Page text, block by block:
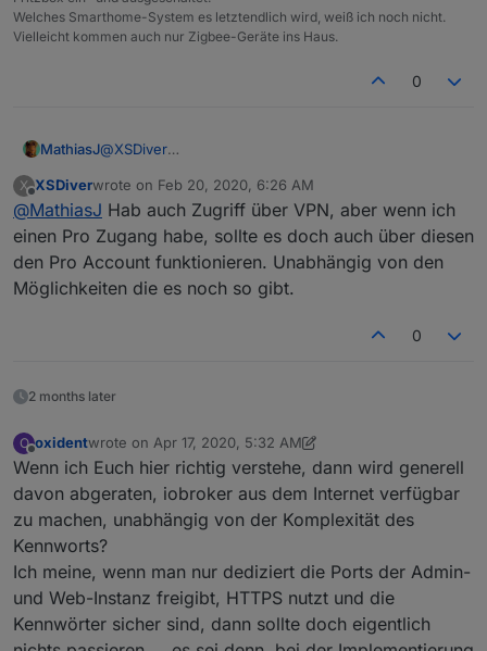
Welches Smarthome-System es letztendlich wird, weiß ich noch nicht.
Vielleicht kommen auch nur Zigbee-Geräte ins Haus.
0
MathiasJ@XSDiver
Ich nutze nicht iobroker pro und habe über VPN
trotzdem zu allem Zugriff.
X
Offline
XSDiverwrote on Feb 20, 2020, 6:26 AM
last edited by
@MathiasJ Hab auch Zugriff über VPN, aber wenn ich
einen Pro Zugang habe, sollte es doch auch über diesen
den Pro Account funktionieren. Unabhängig von den
Möglichkeiten die es noch so gibt.
0
2 months later
O
Offline
oxidentwrote on Apr 17, 2020, 5:32 AM
last edited by oxidentApr 17, 2020, 7:35 AM
Wenn ich Euch hier richtig verstehe, dann wird generell
davon abgeraten, iobroker aus dem Internet verfügbar
zu machen, unabhängig von der Komplexität des
Kennworts?
Ich meine, wenn man nur dediziert die Ports der Admin-
und Web-Instanz freigibt, HTTPS nutzt und die
Kennwörter sicher sind, dann sollte doch eigentlich